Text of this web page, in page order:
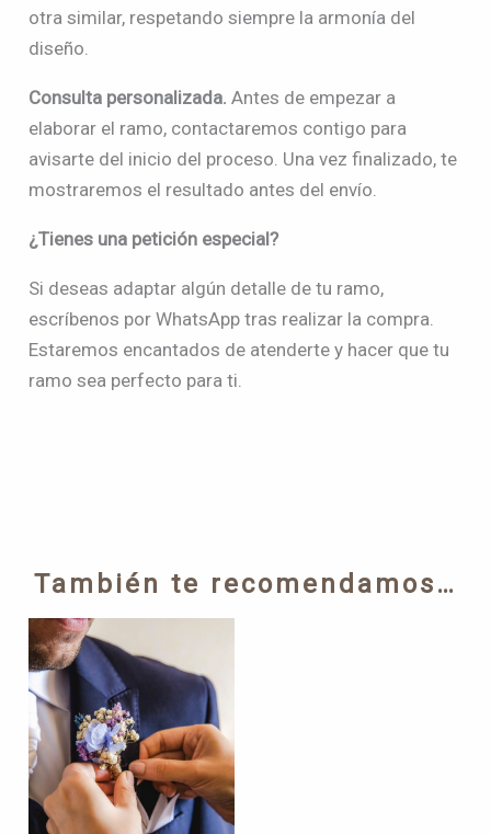
otra similar, respetando siempre la armonía del
diseño.
Consulta personalizada. Antes de empezar a
elaborar el ramo, contactaremos contigo para
avisarte del inicio del proceso. Una vez finalizado, te
mostraremos el resultado antes del envío.
¿Tienes una petición especial?
Si deseas adaptar algún detalle de tu ramo,
escríbenos por WhatsApp tras realizar la compra.
Estaremos encantados de atenderte y hacer que tu
ramo sea perfecto para ti.
También te recomendamos…